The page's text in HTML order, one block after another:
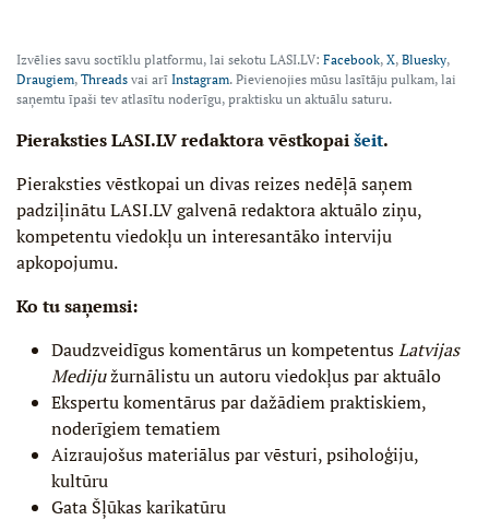
Izvēlies savu soctīklu platformu, lai sekotu LASI.LV: Facebook, X, Bluesky,
Draugiem, Threads vai arī Instagram. Pievienojies mūsu lasītāju pulkam, lai
saņemtu īpaši tev atlasītu noderīgu, praktisku un aktuālu saturu.
Pieraksties LASI.LV redaktora vēstkopaišeit.
Pieraksties vēstkopai un divas reizes nedēļā saņem
padziļinātu LASI.LV galvenā redaktora aktuālo ziņu,
kompetentu viedokļu un interesantāko interviju
apkopojumu.
Ko tu saņemsi:
Daudzveidīgus komentārus un kompetentusLatvijas
Medijužurnālistu un autoru viedokļus par aktuālo
Ekspertu komentārus par dažādiem praktiskiem,
noderīgiem tematiem
Aizraujošus materiālus par vēsturi, psiholoģiju,
kultūru
Gata Šļūkas karikatūru